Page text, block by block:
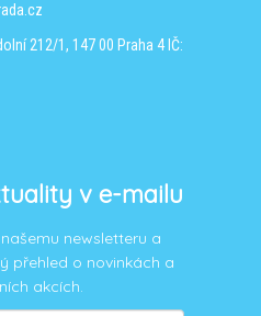
212/1, 147 00 Praha 4 IČ:
v e-mailu
newsletteru a
přehled o novinkách a
akcích.